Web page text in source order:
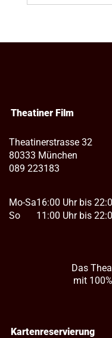
Theatiner Film
Theatinerstrasse 32
80333 München
089 223183
Mo-Sa
So
16:00 Uhr bis
11:00 Uhr bis
Das
mit
Kartenreservierung